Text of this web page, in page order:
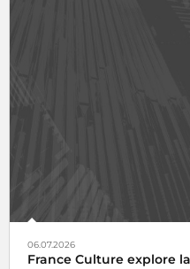
06.07.2026
France Culture explore